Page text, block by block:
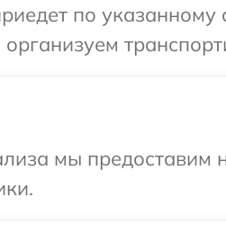
по указанному
мы предоставим